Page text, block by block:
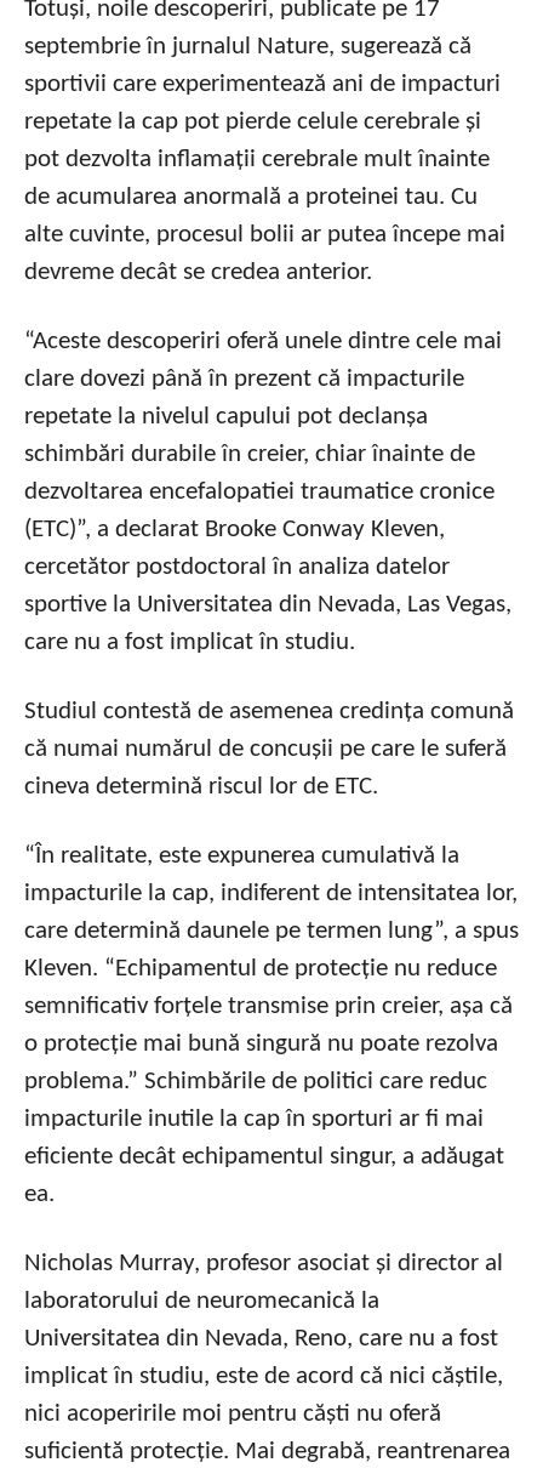
Totuși, noile descoperiri, publicate pe 17
septembrie în jurnalul Nature, sugerează că
sportivii care experimentează ani de impacturi
repetate la cap pot pierde celule cerebrale și
pot dezvolta inflamații cerebrale mult înainte
de acumularea anormală a proteinei tau. Cu
alte cuvinte, procesul bolii ar putea începe mai
devreme decât se credea anterior.
“Aceste descoperiri oferă unele dintre cele mai
clare dovezi până în prezent că impacturile
repetate la nivelul capului pot declanșa
schimbări durabile în creier, chiar înainte de
dezvoltarea encefalopatiei traumatice cronice
(ETC)”, a declarat Brooke Conway Kleven,
cercetător postdoctoral în analiza datelor
sportive la Universitatea din Nevada, Las Vegas,
care nu a fost implicat în studiu.
Studiul contestă de asemenea credința comună
că numai numărul de concușii pe care le suferă
cineva determină riscul lor de ETC.
“În realitate, este expunerea cumulativă la
impacturile la cap, indiferent de intensitatea lor,
care determină daunele pe termen lung”, a spus
Kleven. “Echipamentul de protecție nu reduce
semnificativ forțele transmise prin creier, așa că
o protecție mai bună singură nu poate rezolva
problema.” Schimbările de politici care reduc
impacturile inutile la cap în sporturi ar fi mai
eficiente decât echipamentul singur, a adăugat
ea.
Nicholas Murray, profesor asociat și director al
laboratorului de neuromecanică la
Universitatea din Nevada, Reno, care nu a fost
implicat în studiu, este de acord că nici căștile,
nici acoperirile moi pentru căști nu oferă
suficientă protecție. Mai degrabă, reantrenarea